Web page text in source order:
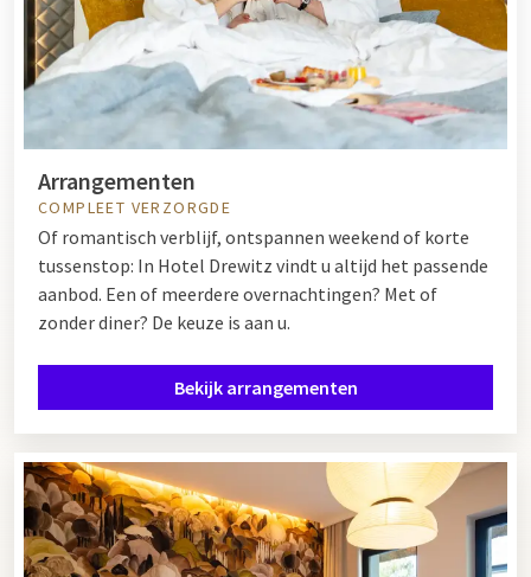
Arrangementen
COMPLEET VERZORGDE
Of romantisch verblijf, ontspannen weekend of korte
tussenstop: In Hotel Drewitz vindt u altijd het passende
aanbod. Een of meerdere overnachtingen? Met of
zonder diner? De keuze is aan u.
Bekijk arrangementen